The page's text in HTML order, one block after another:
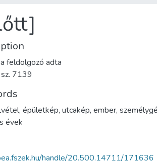
feldolgozó adta
sz. 7139
, épületkép, utcakép, ember,
évek
handle/20.500.14711/171636